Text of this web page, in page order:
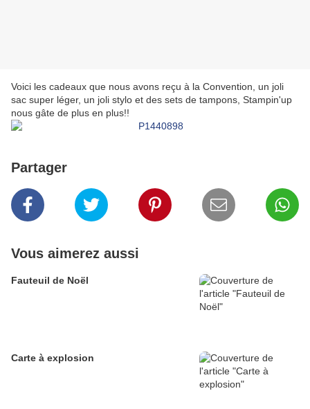
Voici les cadeaux que nous avons reçu à la Convention, un joli
sac super léger, un joli stylo et des sets de tampons, Stampin'up
nous gâte de plus en plus!!
Partager
Vous aimerez aussi
Fauteuil de Noël
Carte à explosion